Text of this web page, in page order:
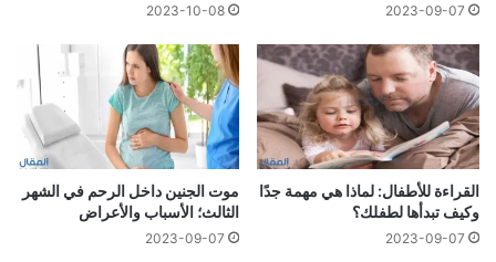
2023-09-07
2023-10-08
القراءة للأطفال: لماذا هي مهمة جدًا
وكيف تبدأها لطفلك؟
2023-09-07
موت الجنين داخل الرحم في الشهر
الثالث؛ الأسباب والأعراض
2023-09-07